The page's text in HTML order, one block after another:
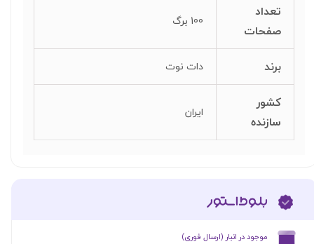
تعداد
صفحات
100 برگ
برند دات نوت
کشور
سازنده
ایران
​موجود در انبار (ارسال فوری)